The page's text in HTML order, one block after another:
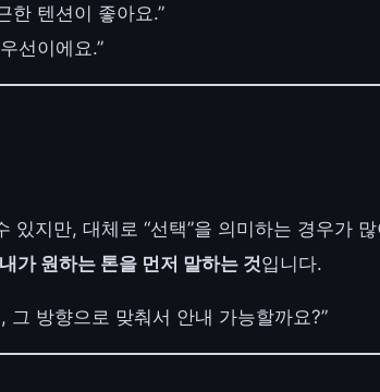
한 텐션이 좋아요.”
선이에요.”
있지만, 대체로 “선택”을 의미하는 경우가
내가 원하는 톤을 먼저 말하는 것입니다.
그 방향으로 맞춰서 안내 가능할까요?”